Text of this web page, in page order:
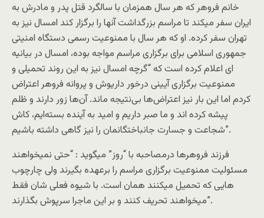
خانم فروهر که هر سال همزمان با سالگرد قتل پدر و مادرش به
ایران سفر میکند تا مراسم بزرگداشت آنها را برگزار کند امسال نیز به
تهران سفر کرده. او که هر سال با ممنوعیت رسمی دستگاه امنیتی
جمهوری اسلامی برای برگزاری مراسم مواجه بوده، امسال در بیانیه
ای اعلام کرده است که “گرچه امسال نیز به این روند تحمیلی و
ممنوعیت برگزاری آیینی درخور داریوش و پروانه فروهر اعتراض
کردم اما این بار نیز اعتراض‌ها بی‌نتیجه ماند. آن‌ها زور دارند و ظلم
پیشه کرده اند و ما صبر داریم و امید به آینده بسته‌ایم، کاش
شجاعت و جسارت جانباختگانمان را نیز گاهی داشته باشیم”.
فرزند فروهرها درمصاحبه با “روز” میگوید : “حتی نمیخواهند
مسئولیت ممنوعیت برگزاری مراسم را برعهده بگیرند ولی چارچوب
هایی که تحمیل میکنند همان است. با شیوه فعلی شان فقط
میخواهند تحریف کنند و بر این ماجرا سرپوش بگذارند”.